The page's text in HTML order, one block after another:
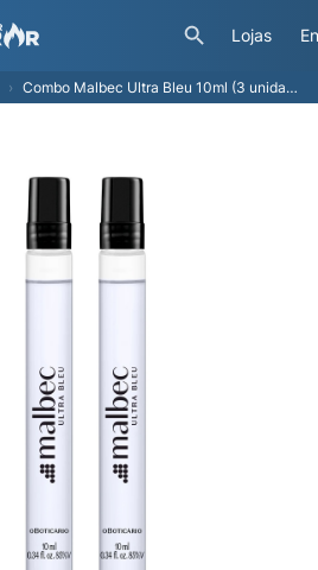
Lojas
Combo Malbec Ultra Bleu 10ml (3 unidades )